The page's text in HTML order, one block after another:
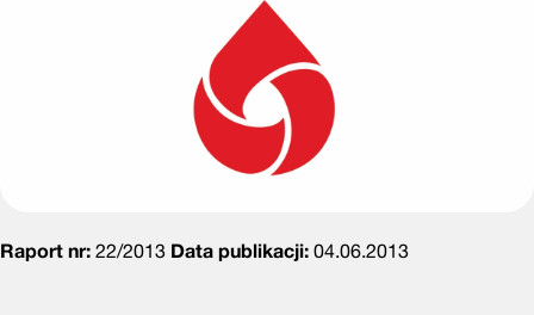
Raport nr: 22/2013 Data publikacji: 04.06.2013